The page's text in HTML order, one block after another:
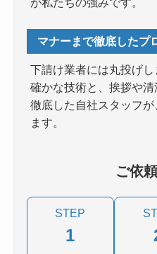
マナーまで徹底したプ
下請け業者には丸投げし
確かな技術と、挨拶や
徹底した自社スタッフ
ます。
ご依
STEP
1